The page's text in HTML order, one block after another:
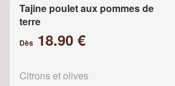
Tajine poulet aux pommes de
terre
Dès 18.90 €
Citrons et olives